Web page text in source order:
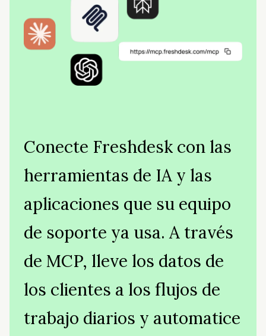
Conecte Freshdesk con las
herramientas de IA y las
aplicaciones que su equipo
de soporte ya usa. A través
de MCP, lleve los datos de
los clientes a los flujos de
trabajo diarios y automatice